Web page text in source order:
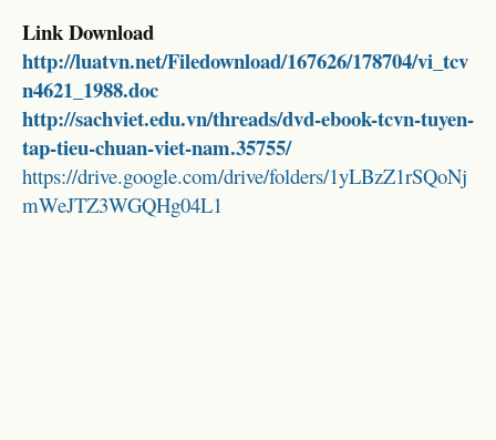
Link Download
http://luatvn.net/Filedownload/167626/178704/vi_tcv
n4621_1988.doc
http://sachviet.edu.vn/threads/dvd-ebook-tcvn-tuyen-
tap-tieu-chuan-viet-nam.35755/
https://drive.google.com/drive/folders/1yLBzZ1rSQoNj
mWeJTZ3WGQHg04L1